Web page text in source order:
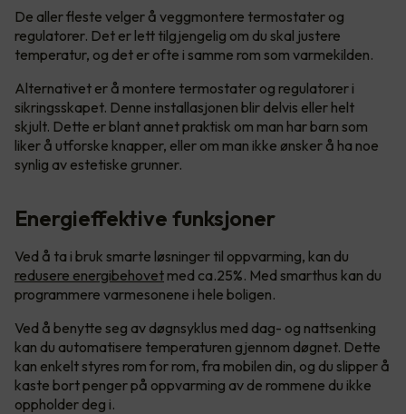
De aller fleste velger å veggmontere termostater og
regulatorer. Det er lett tilgjengelig om du skal justere
temperatur, og det er ofte i samme rom som varmekilden.
Alternativet er å montere termostater og regulatorer i
sikringsskapet. Denne installasjonen blir delvis eller helt
skjult. Dette er blant annet praktisk om man har barn som
liker å utforske knapper, eller om man ikke ønsker å ha noe
synlig av estetiske grunner.
Energieffektive funksjoner
Ved å ta i bruk smarte løsninger til oppvarming, kan du
redusere energibehovet med ca.25%. Med smarthus kan du
programmere varmesonene i hele boligen.
Ved å benytte seg av døgnsyklus med dag- og nattsenking
kan du automatisere temperaturen gjennom døgnet. Dette
kan enkelt styres rom for rom, fra mobilen din, og du slipper å
kaste bort penger på oppvarming av de rommene du ikke
oppholder deg i.